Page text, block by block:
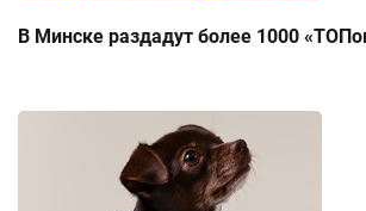
В Минске раздадут более 1000